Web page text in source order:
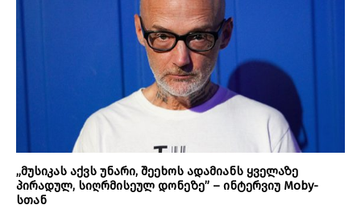
„მუსიკას აქვს უნარი, შეეხოს ადამიანს ყველაზე
პირადულ, სიღრმისეულ დონეზე” – ინტერვიუ Moby-
სთან